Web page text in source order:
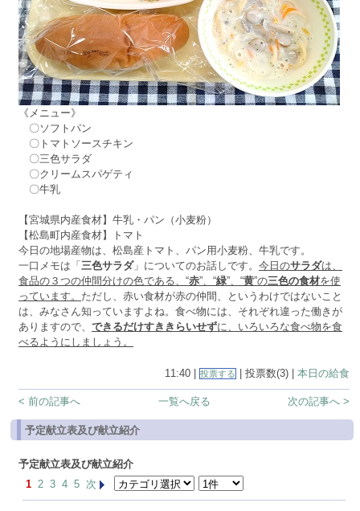
《メニュー》
〇ソフトパン
〇トマトソースチキン
〇三色サラダ
〇クリームスパゲティ
〇牛乳
【宮城県内産食材】牛乳・パン（小麦粉）
【松島町内産食材】トマト
今日の地場産物は、松島産トマト、パン用小麦粉、牛乳です。
一口メモは「 三色サラダ」についてのお話しです。 今日のサラダは、
食品の３つの仲間分けの色である、“赤”、“緑”、“黄”の三色の食材を使
っています。 ただし、赤い食材が赤の仲間、というわけではないこと
は、みなさん知っていますよね。食べ物には、それぞれ違った働きが
ありますので、 できるだけすききらいせずに、いろいろな食べ物を食
べるようにしましょう。
11:40 | 投票する | 投票数(3) | 本日の給食
< 前の記事へ 次の記事へ >
一覧へ戻る
予定献立表及び献立紹介
予定献立表及び献立紹介
1 2 3 4 5 次